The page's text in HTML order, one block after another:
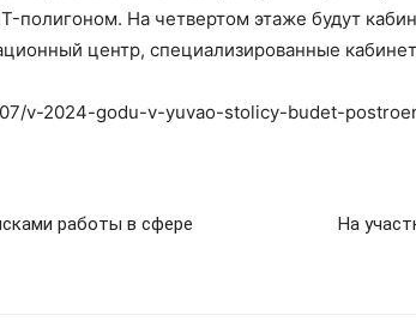
полигоном. На четвертом этаже будут
центр, специализированные
v-2024-godu-v-yuvao-stolicy-budet-
работы в сфере
На